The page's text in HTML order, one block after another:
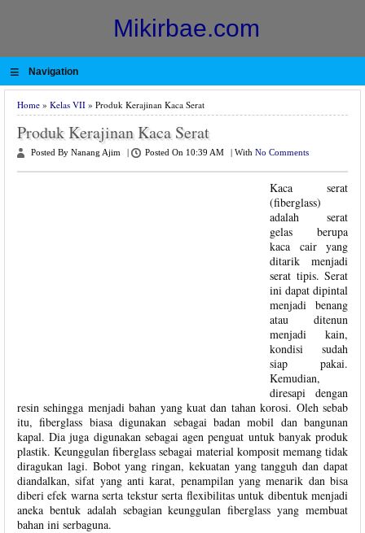
Mikirbae.com
≡ Navigation
Home » Kelas VII » Produk Kerajinan Kaca Serat
Produk Kerajinan Kaca Serat
Posted By Nanang Ajim Posted On 10:39 AM With No Comments
Kaca serat
(fiberglass)
adalah serat
gelas berupa
kaca cair yang
ditarik menjadi
serat tipis. Serat
ini dapat dipintal
menjadi benang
atau ditenun
menjadi kain,
kondisi sudah
siap pakai.
Kemudian,
diresapi dengan
resin sehingga menjadi bahan yang kuat dan tahan korosi. Oleh sebab
itu, fiberglass biasa digunakan sebagai badan mobil dan bangunan
kapal. Dia juga digunakan sebagai agen penguat untuk banyak produk
plastik. Keunggulan fiberglass sebagai material komposit memang tidak
diragukan lagi. Bobot yang ringan, kekuatan yang tangguh dan dapat
diandalkan, sifat yang anti karat, penampilan yang menarik dan bisa
diberi efek warna serta tekstur serta flexibilitas untuk dibentuk menjadi
aneka bentuk adalah sebagian keunggulan fiberglass yang membuat
bahan ini serbaguna.